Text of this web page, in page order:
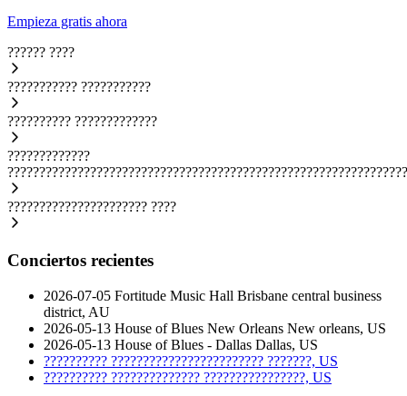
Empieza gratis ahora
?????? ????
??????????? ???????????
?????????? ?????????????
?????????????
???????????????????????????????????????????????????????????????
?????????????????????? ????
Conciertos recientes
2026-07-05 Fortitude Music Hall Brisbane central business
district, AU
2026-05-13 House of Blues New Orleans New orleans, US
2026-05-13 House of Blues - Dallas Dallas, US
?????????? ???????????????????????? ???????, US
?????????? ?????????????? ????????????????, US